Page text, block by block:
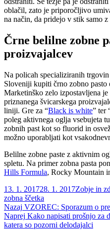
oblačil, zato je priporočljivo
na način, da pridejo v stik samo z
Črne belilne zobne
proizvajalcev
Na policah specializiranih
Sloveniji kupiti črno zobno
Marketinško zelo izpostavljena
priznanega švicarskega
liniji. Gre za “Black is white” ter
poleg aktivnega oglja vsebujeta
zobnih past kot so fluorid in
možno uporabljati kot
Belilne zobne paste z aktivnim
spletu. Na primer zobna pasta
Hills Formula, Rocky Mountain
Objavljeno
dne
13. 1. 201728. 1. 2017Kategorije
Zobje in
zobna ščetka
Navigacija
prispevka
Nazaj Prejšnji
prispevek:
VZOREC: Sporazum o
Naprej Naslednji
prispevek:
Kako napisati prošnjo za
katera so pozorni delodajalci